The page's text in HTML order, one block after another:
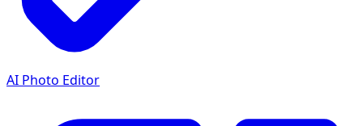
AI Photo Editor